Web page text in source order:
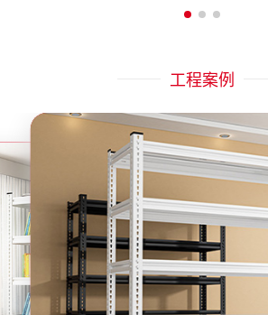
工程案例
物流行业货架展示案例二